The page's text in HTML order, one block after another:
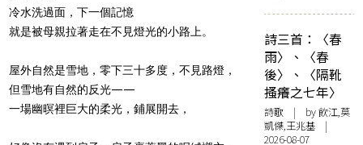
冷水洗過面，下一個記憶
就是被母親拉著走在不見燈光的小路上。
屋外自然是雪地，零下三十多度，不見路燈，
但雪地有自然的反光——
一場幽暝裡巨大的柔光，鋪展開去，
詩三首：〈春
雨〉、〈春
後〉、〈隔靴
搔癢之七年〉
詩歌 | by 飲江,莫
凱傑,王兆基 |
2026-08-07